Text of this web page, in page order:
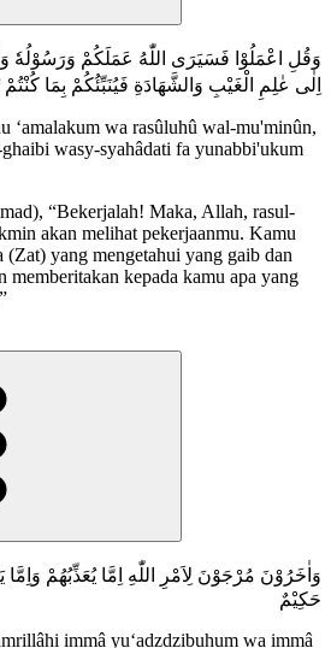
وَقُلِ اعْمَلُوْا فَسَيَرَى اللّٰهُ عَمَلَكُمْ
اِلٰى عٰلِمِ الْغَيْبِ وَالشَّهَادَةِ فَيُنَبِّئُكُمْ بِمَا
‘amalakum wa rasûluhû wal-mu'minûn,
wasy-syahâdati fa yunabbi'ukum
“Bekerjalah! Maka, Allah, rasul-
akan melihat pekerjaanmu. Kamu
yang mengetahui yang gaib dan
memberitakan kepada kamu apa yang
وَاٰخَرُوْنَ مُرْجَوْنَ لِاَمْرِ اللّٰهِ اِمَّا يُعَذِّبُهُمْ
حَكِيْمٌ
immâ yu‘adzdzibuhum wa immâ